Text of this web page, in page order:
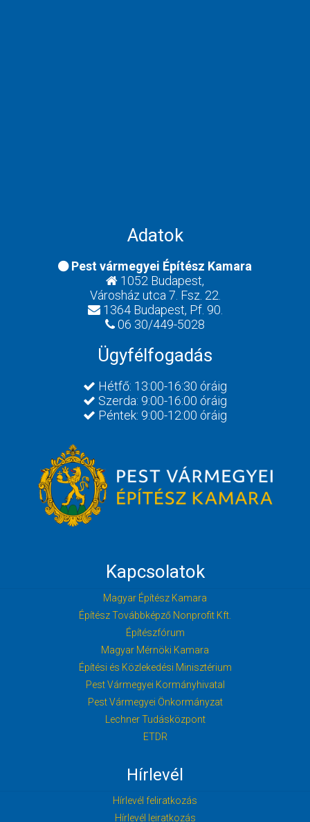
Adatok
Pest vármegyei Építész Kamara
1052 Budapest,
Városház utca 7. Fsz. 22.
1364 Budapest, Pf. 90.
06 30/449-5028
Ügyfélfogadás
Hétfő: 13:00-16:30 óráig
Szerda: 9:00-16:00 óráig
Péntek: 9:00-12:00 óráig
Kapcsolatok
Magyar Építész Kamara
Építész Továbbképző Nonprofit Kft.
Építészfórum
Magyar Mérnöki Kamara
Építési és Közlekedési Minisztérium
Pest Vármegyei Kormányhivatal
Pest Vármegyei Önkormányzat
Lechner Tudásközpont
ETDR
Hírlevél
Hírlevél feliratkozás
Hírlevél leiratkozás